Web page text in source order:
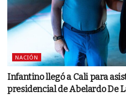
NACIÓN
Infantino llegó a Cali para
presidencial de Abelardo De